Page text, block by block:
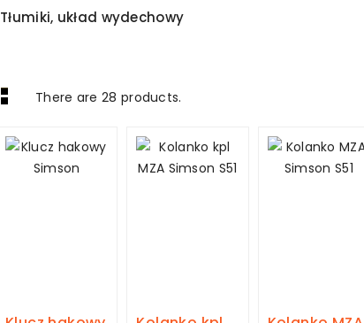
Tłumiki, układ wydechowy
There are 28 products.